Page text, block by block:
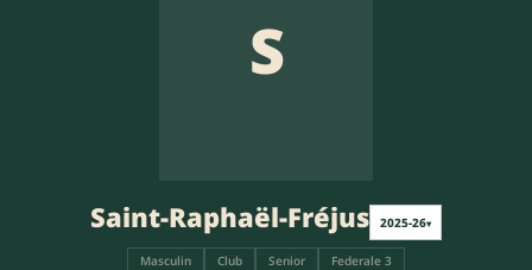
S
Saint-Raphaël-Fréjus 2025-26▾
Masculin Club Senior Federale 3